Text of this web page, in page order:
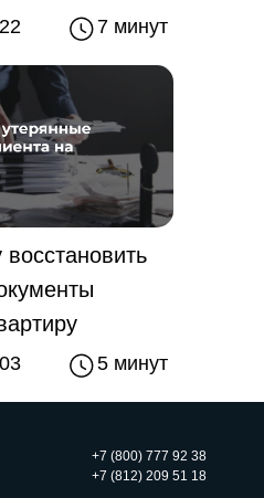
5 минут
7 минут
+7 (800) 777 92 38
+7 (812) 209 51 18